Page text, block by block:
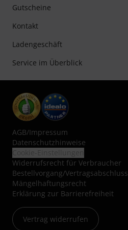
Gutscheine
Kontakt
Ladengeschäft
Service im Überblick
AGB/Impressum
Datenschutzhinweise
Widerrufsrecht für Verbraucher
Bestellvorgang/Vertragsabschluss
Mängelhaftungsrecht
Erklärung zur Barrierefreiheit
Vertrag widerrufen